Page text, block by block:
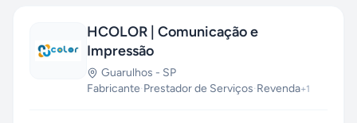
HCOLOR | Comunicação e
Impressão
Guarulhos - SP
Fabricante·Prestador de Serviços·Revenda+1